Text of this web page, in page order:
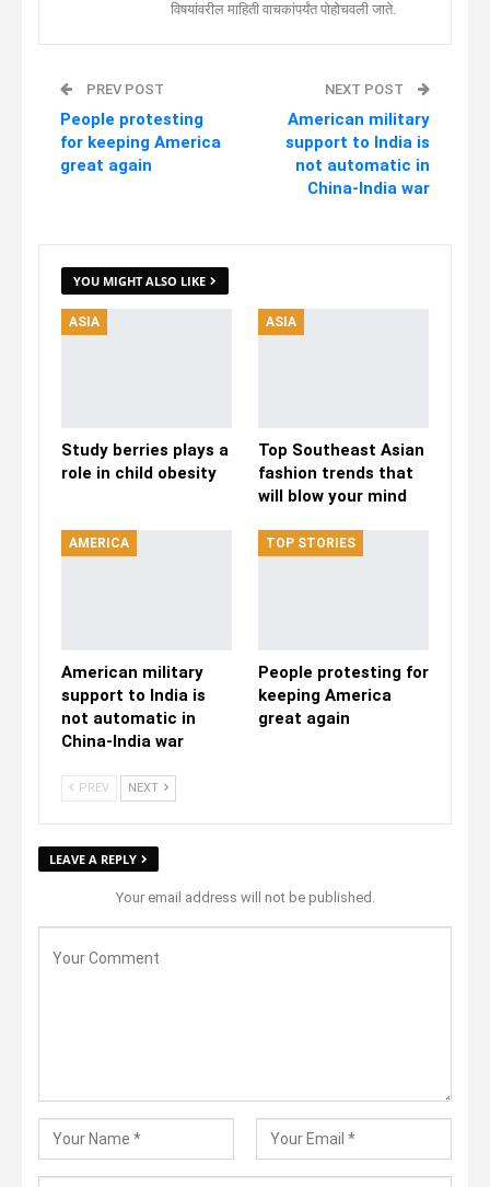
विषयांवरील माहिती वाचकांपर्यंत पोहोचवली जाते.
PREV POST
People protesting
for keeping America
great again
NEXT POST
American military
support to India is
not automatic in
China-India war
YOU MIGHT ALSO LIKE
ASIA
Study berries plays a
role in child obesity
ASIA
Top Southeast Asian
fashion trends that
will blow your mind
AMERICA
American military
support to India is
not automatic in
China-India war
TOP STORIES
People protesting for
keeping America
great again
PREV NEXT
LEAVE A REPLY
Your email address will not be published.